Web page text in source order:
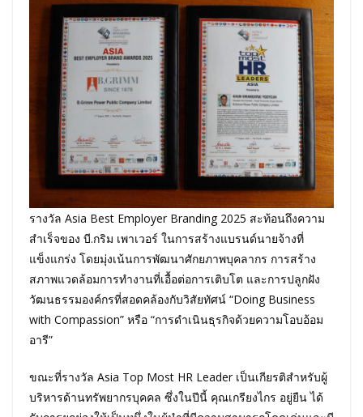
รางวัล Asia Best Employer Branding 2025 สะท้อนถึงความ
สำเร็จของ บี.กริม เพาเวอร์ ในการสร้างแบรนด์นายจ้างที่
แข็งแกร่ง โดยมุ่งเน้นการพัฒนาศักยภาพบุคลากร การสร้าง
สภาพแวดล้อมการทำงานที่เอื้อต่อการเติบโต และการปลูกฝัง
วัฒนธรรมองค์กรที่สอดคล้องกับวิสัยทัศน์ “Doing Business
with Compassion” หรือ “การดำเนินธุรกิจด้วยความโอบอ้อม
อารี”
ขณะที่รางวัล Asia Top Most HR Leader เป็นเกียรติสำหรับผู้
บริหารด้านทรัพยากรบุคคล ซึ่งในปีนี้ คุณเกรียงไกร อยู่ยืน ได้